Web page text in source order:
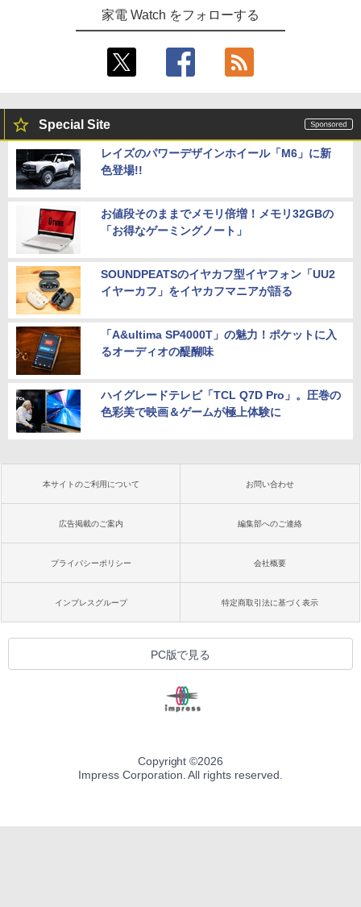
家電 Watch をフォローする
Special Site
レイズのパワーデザインホイール「M6」に新
色登場!!
お値段そのままでメモリ倍増！メモリ32GBの
「お得なゲーミングノート」
SOUNDPEATSのイヤカフ型イヤフォン「UU2
イヤーカフ」をイヤカフマニアが語る
「A&ultima SP4000T」の魅力！ポケットに入
るオーディオの醍醐味
ハイグレードテレビ「TCL Q7D Pro」。圧巻の
色彩美で映画＆ゲームが極上体験に
本サイトのご利用について お問い合わせ
広告掲載のご案内 編集部へのご連絡
プライバシーポリシー 会社概要
インプレスグループ 特定商取引法に基づく表示
PC版で見る
Copyright ©2026
Impress Corporation. All rights reserved.